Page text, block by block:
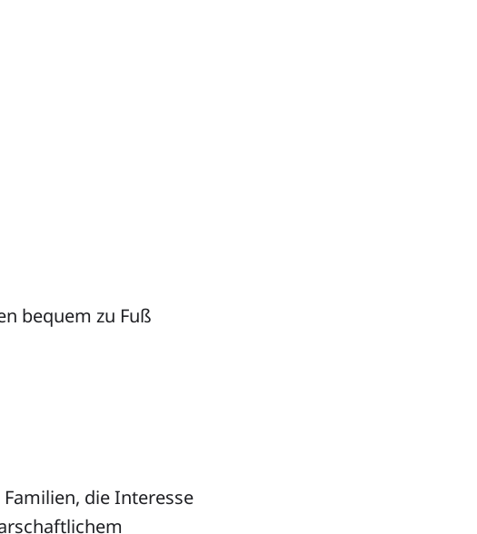
bequem zu Fuß
die Interesse